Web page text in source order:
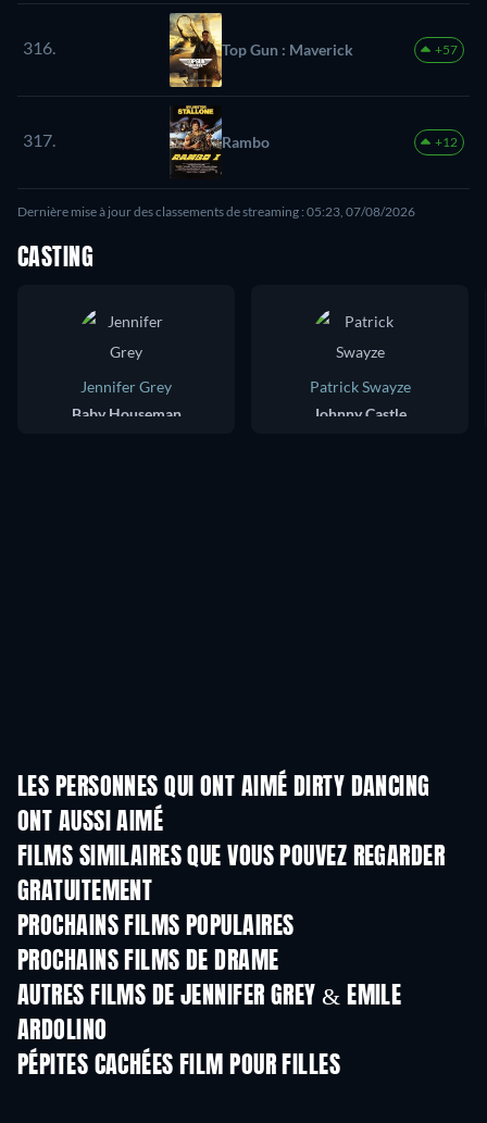
316. Top Gun : Maverick +57
317. Rambo +12
Dernière mise à jour des classements de streaming : 05:23, 07/08/2026
CASTING
Jennifer Grey
Baby Houseman
Patrick Swayze
Johnny Castle
LES PERSONNES QUI ONT AIMÉ DIRTY DANCING
ONT AUSSI AIMÉ
FILMS SIMILAIRES QUE VOUS POUVEZ REGARDER
GRATUITEMENT
PROCHAINS FILMS POPULAIRES
PROCHAINS FILMS DE DRAME
AUTRES FILMS DE JENNIFER GREY & EMILE
ARDOLINO
PÉPITES CACHÉES FILM POUR FILLES